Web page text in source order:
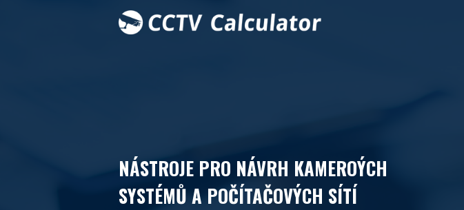
NÁSTROJE PRO NÁVRH KAMEROÝCH
SYSTÉMŮ A POČÍTAČOVÝCH SÍTÍ